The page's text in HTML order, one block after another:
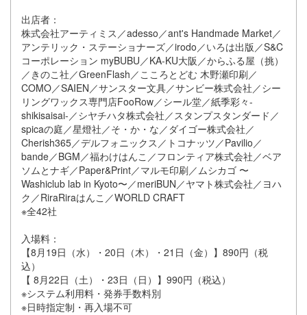
出店者：
株式会社アーティミス／adesso／ant's Handmade Market／
アンテリック・ステーショナーズ／irodo／いろは出版／S&C
コーポレーション myBUBU／KA-KU大阪／からふる屋（挑）
／きのこ社／GreenFlash／こころとどむ 木野瀬印刷／
COMO／SAIEN／サンスター文具／サンビー株式会社／シー
リングワックス専門店FooRow／シール堂／紙季彩々-
shikisaisai-／シヤチハタ株式会社／スタンプスタンダード／
spicaの庭／星燈社／そ・か・な／ダイゴー株式会社／
Cherish365／デルフォニックス／トコナッツ／Pavilio／
bande／BGM／福わけはんこ／フロンティア株式会社／ベア
ソムとナギ／Paper&Print／マルモ印刷／ムシカゴ 〜
Washiclub lab in Kyoto〜／meriBUN／ヤマト株式会社／ヨハ
ク／RiraRiraはんこ／WORLD CRAFT
※全42社
入場料：
【8月19日（水）・20日（木）・21日（金）】890円（税
込）
【 8月22日（土）・23日（日）】990円（税込）
※システム利用料・発券手数料別
※日時指定制・再入場不可